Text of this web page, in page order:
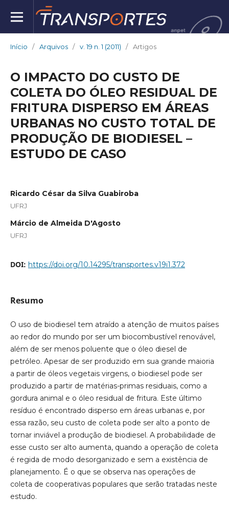
Início / Arquivos / v. 19 n. 1 (2011) / Artigos
O IMPACTO DO CUSTO DE
COLETA DO ÓLEO RESIDUAL DE
FRITURA DISPERSO EM ÁREAS
URBANAS NO CUSTO TOTAL DE
PRODUÇÃO DE BIODIESEL –
ESTUDO DE CASO
Ricardo César da Silva Guabiroba
UFRJ
Márcio de Almeida D'Agosto
UFRJ
DOI: https://doi.org/10.14295/transportes.v19i1.372
Resumo
O uso de biodiesel tem atraído a atenção de muitos países
ao redor do mundo por ser um biocombustível renovável,
além de ser menos poluente que o óleo diesel de
petróleo. Apesar de ser produzido em sua grande maioria
a partir de óleos vegetais virgens, o biodiesel pode ser
produzido a partir de matérias-primas residuais, como a
gordura animal e o óleo residual de fritura. Este último
resíduo é encontrado disperso em áreas urbanas e, por
essa razão, seu custo de coleta pode ser alto a ponto de
tornar inviável a produção de biodiesel. A probabilidade de
esse custo ser alto aumenta, quando a operação de coleta
é regida de modo desorganizado e sem a existência de
planejamento. É o que se observa nas operações de
coleta de cooperativas populares que serão tratadas neste
estudo.